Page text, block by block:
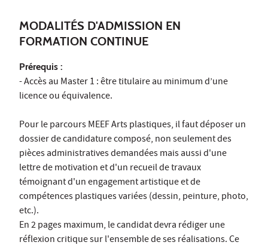
MODALITÉS D'ADMISSION EN
FORMATION CONTINUE
Prérequis :
- Accès au Master 1 : être titulaire au minimum d’une
licence ou équivalence.
Pour le parcours MEEF Arts plastiques, il faut déposer un
dossier de candidature composé, non seulement des
pièces administratives demandées mais aussi d'une
lettre de motivation et d'un recueil de travaux
témoignant d'un engagement artistique et de
compétences plastiques variées (dessin, peinture, photo,
etc.).
En 2 pages maximum, le candidat devra rédiger une
réflexion critique sur l'ensemble de ses réalisations. Ce